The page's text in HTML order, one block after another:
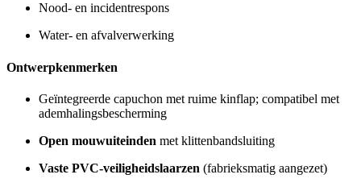
Nood- en incidentrespons
Water- en afvalverwerking
Ontwerpkenmerken
Geïntegreerde capuchon met ruime kinflap; compatibel met
ademhalingsbescherming
Open mouwuiteinden met klittenbandsluiting
Vaste PVC-veiligheidslaarzen (fabrieksmatig aangezet)